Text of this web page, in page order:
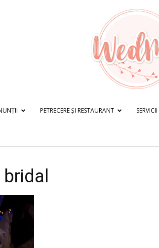
PETRECERE ȘI RESTAURANT SERVICII